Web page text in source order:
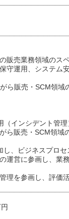
販売業務領域のス
守運用、システム
ら販売・SCM領
（インシデント管
ら販売・SCM領域
し、ビジネスプロ
運営に参画し、業
理を参画し、評価